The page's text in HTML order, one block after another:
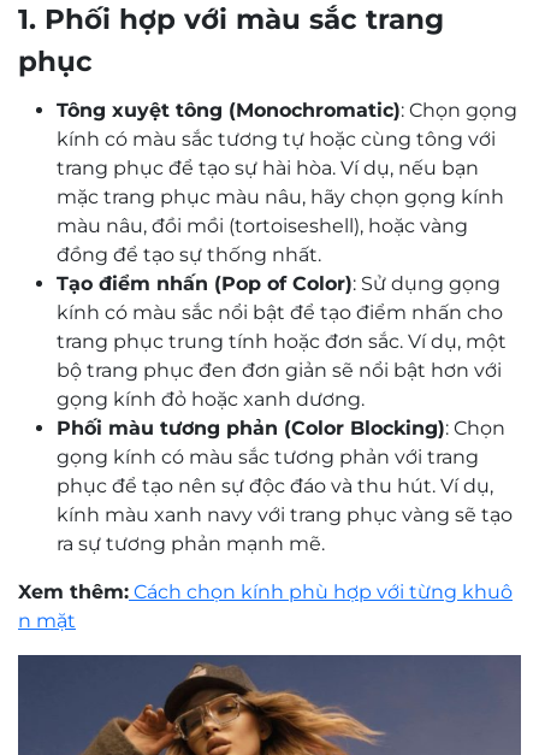
1. Phối hợp với màu sắc trang
phục
Tông xuyệt tông (Monochromatic): Chọn gọng
kính có màu sắc tương tự hoặc cùng tông với
trang phục để tạo sự hài hòa. Ví dụ, nếu bạn
mặc trang phục màu nâu, hãy chọn gọng kính
màu nâu, đồi mồi (tortoiseshell), hoặc vàng
đồng để tạo sự thống nhất.
Tạo điểm nhấn (Pop of Color): Sử dụng gọng
kính có màu sắc nổi bật để tạo điểm nhấn cho
trang phục trung tính hoặc đơn sắc. Ví dụ, một
bộ trang phục đen đơn giản sẽ nổi bật hơn với
gọng kính đỏ hoặc xanh dương.
Phối màu tương phản (Color Blocking): Chọn
gọng kính có màu sắc tương phản với trang
phục để tạo nên sự độc đáo và thu hút. Ví dụ,
kính màu xanh navy với trang phục vàng sẽ tạo
ra sự tương phản mạnh mẽ.
Xem thêm: Cách chọn kính phù hợp với từng khuô
n mặt